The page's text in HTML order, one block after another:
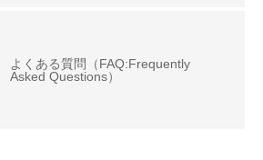
よくある質問（FAQ:Frequently
Asked Questions）